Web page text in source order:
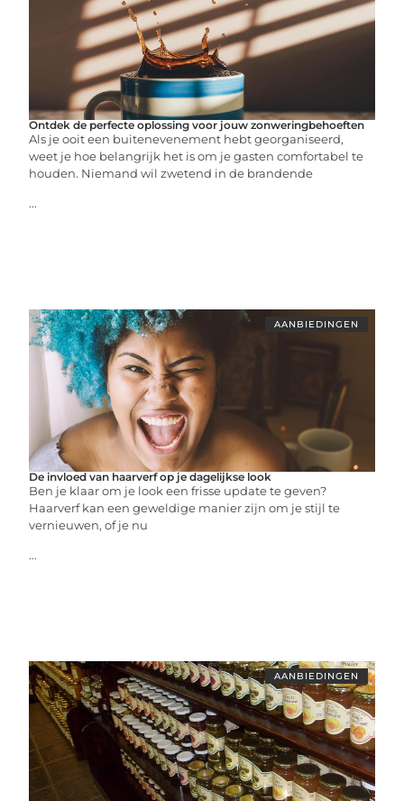
Ontdek de perfecte oplossing voor jouw zonweringbehoeften
Als je ooit een buitenevenement hebt georganiseerd,
weet je hoe belangrijk het is om je gasten comfortabel te
houden. Niemand wil zwetend in de brandende
...
AANBIEDINGEN
De invloed van haarverf op je dagelijkse look
Ben je klaar om je look een frisse update te geven?
Haarverf kan een geweldige manier zijn om je stijl te
vernieuwen, of je nu
...
AANBIEDINGEN